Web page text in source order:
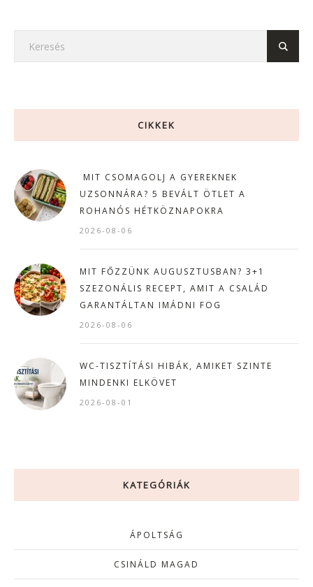
CIKKEK
MIT CSOMAGOLJ A GYEREKNEK
UZSONNÁRA? 5 BEVÁLT ÖTLET A
ROHANÓS HÉTKÖZNAPOKRA
2026-08-06
MIT FŐZZÜNK AUGUSZTUSBAN? 3+1
SZEZONÁLIS RECEPT, AMIT A CSALÁD
GARANTÁLTAN IMÁDNI FOG
2026-08-06
WC-TISZTÍTÁSI HIBÁK, AMIKET SZINTE
MINDENKI ELKÖVET
2026-08-01
KATEGÓRIÁK
ÁPOLTSÁG
CSINÁLD MAGAD